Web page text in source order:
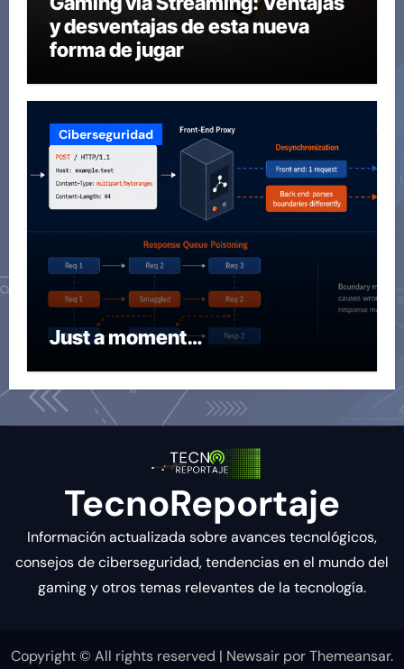
y desventajas de esta nueva
forma de jugar
Ciberseguridad
Just a moment…
TecnoReportaje
Información actualizada sobre avances tecnológicos,
consejos de ciberseguridad, tendencias en el mundo del
gaming y otros temas relevantes de la tecnología.
Copyright © All rights reserved | Newsair porThemeansar.